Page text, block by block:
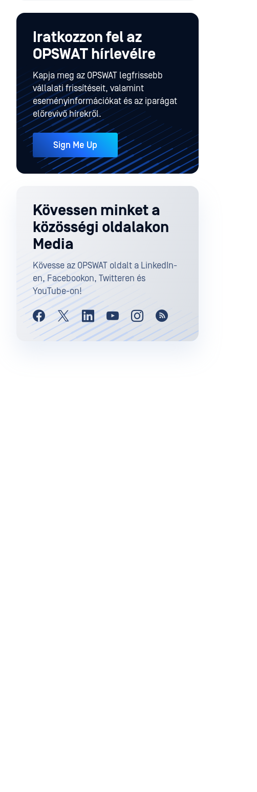
Iratkozzon fel az
OPSWAT hírlevélre
Kapja meg az OPSWAT legfrissebb
vállalati frissítéseit, valamint
eseményinformációkat és az iparágat
előrevivő hírekről.
Sign Me Up
Kövessen minket a
közösségi oldalakon
Media
Kövesse az OPSWAT oldalt a LinkedIn-
en, Facebookon, Twitteren és
YouTube-on!